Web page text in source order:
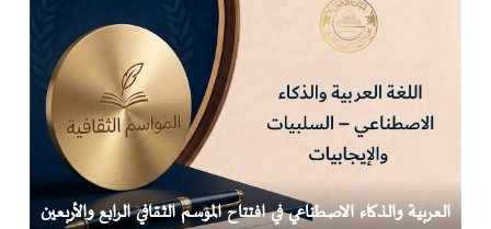
العربية والذكاء الاصطناعي في افتتاح الموسم الثقافي الرابع والأربعين